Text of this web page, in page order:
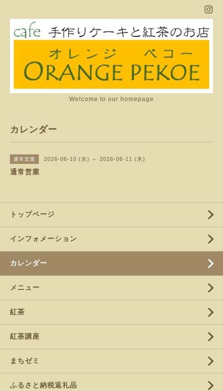
Welcome to our homepage
カレンダー
通常営業 2026-06-10 (水) ～ 2026-06-11 (木)
通常営業
トップページ
インフォメーション
カレンダー
メニュー
紅茶
紅茶講座
まちゼミ
ふるさと納税返礼品